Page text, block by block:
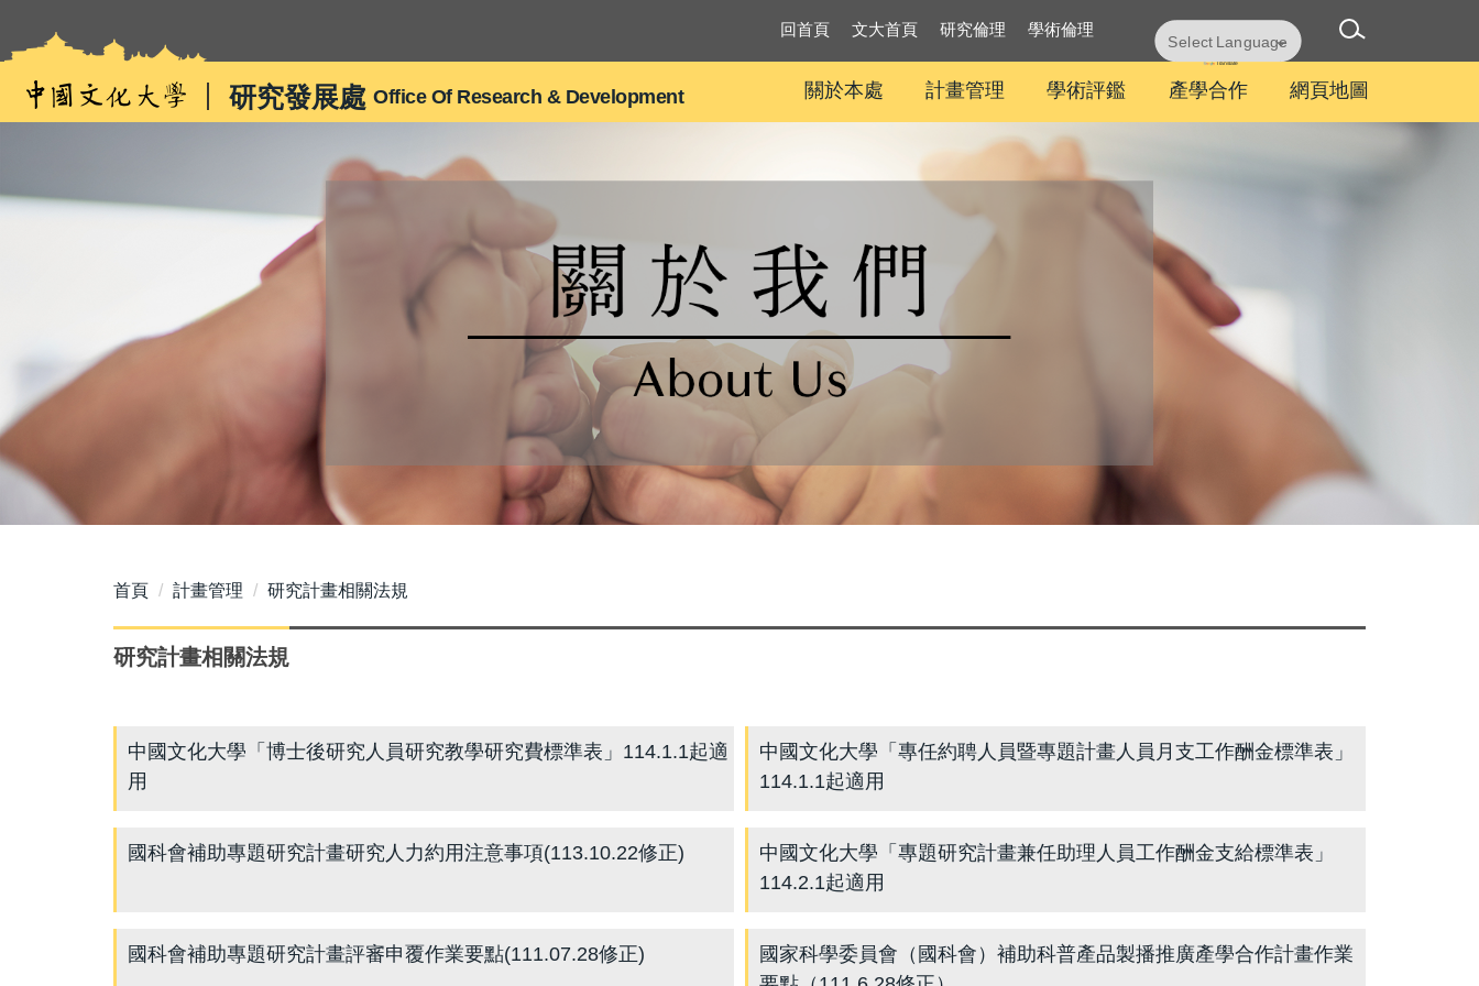
要
內
研究發展處 Office Of Research & Development
Translate
回首頁 文大首頁 研究倫理 學術倫理
關於本處 計畫管理 學術評鑑 產學合作 網頁地圖
首頁 計畫管理 研究計畫相關法規
研究計畫相關法規
中國文化大學「博士後研究人員研究教學研究費標準表」114.1.1起適
用
中國文化大學「專任約聘人員暨專題計畫人員月支工作酬金標準表」
114.1.1起適用
國科會補助專題研究計畫研究人力約用注意事項(113.10.22修正)
中國文化大學「專題研究計畫兼任助理人員工作酬金支給標準表」
114.2.1起適用
國科會補助專題研究計畫評審申覆作業要點(111.07.28修正)
國家科學委員會（國科會）補助科普產品製播推廣產學合作計畫作業